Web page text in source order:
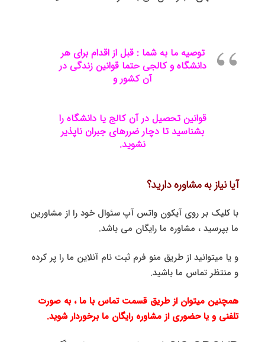
توصیه ما به شما : قبل از اقدام برای هر
دانشگاه و کالجی حتما قوانین زندگی در
آن کشور و
قوانین تحصیل در آن کالج یا دانشگاه را
بشناسید تا دچار ضررهای جبران ناپذیر
نشوید.
آیا نیاز به مشاوره دارید؟
با کلیک بر روی آیکون واتس آپ سئوال خود را از مشاورین
ما بپرسید ، مشاوره ما رایگان می باشد.
و یا میتوانید از طریق منو فرم ثبت نام آنلاین ما را پر کرده
و منتظر تماس ما باشید.
همچنین میتوان از طریق قسمت تماس با ما ، به صورت
تلفنی و یا حضوری از مشاوره رایگان ما برخوردار شوید.